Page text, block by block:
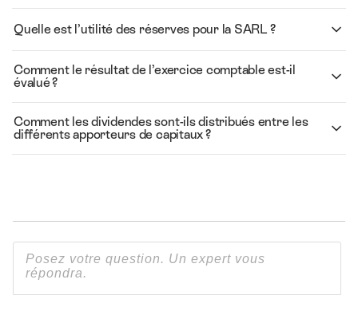
Quelle est l’utilité des réserves pour la SARL ?
Comment le résultat de l’exercice comptable est-il
évalué ?
Comment les dividendes sont-ils distribués entre les
différents apporteurs de capitaux ?